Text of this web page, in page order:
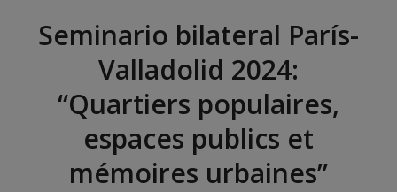
Seminario bilateral París-
Valladolid 2024:
“Quartiers populaires,
espaces publics et
mémoires urbaines”